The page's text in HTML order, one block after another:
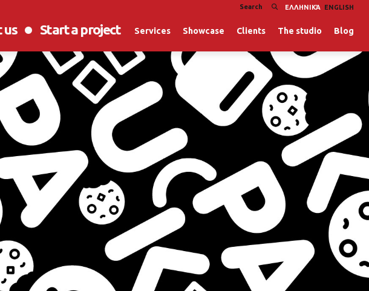
ΕΛΛΗΝΙΚΆ ENGLISH
us Start a project Services Showcase Clients The studio Blog